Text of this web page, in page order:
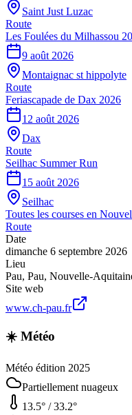
Saint Just Luzac
Route
Les Foulées du Milhassou
9 août 2026
Montaignac st hippolyte
Route
Feriascapade de Dax 2026
12 août 2026
Dax
Route
Seilhac Summer Run
15 août 2026
Seilhac
Toutes les courses en
Route
Date
dimanche 6 septembre 2026
Lieu
Pau, Pau, Nouvelle-
Site web
www.ch-pau.fr
☀️ Météo
Météo édition 2025
Partiellement nuageux
13.5° /33.2°